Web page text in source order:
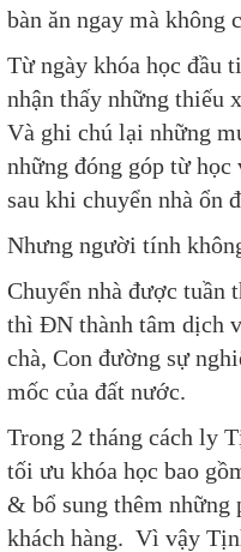
bàn ăn ngay mà không
Từ ngày khóa học đầu
nhận thấy những thiếu
Và ghi chú lại những
những đóng góp từ
sau khi chuyển nhà ổn
Nhưng người tính
Chuyển nhà được tuần
thì ĐN thành tâm dịch
chà, Con đường sự
mốc của đất nước.
Trong 2 tháng cách ly
tối ưu khóa học bao
& bổ sung thêm những
khách hàng. Vì vậy